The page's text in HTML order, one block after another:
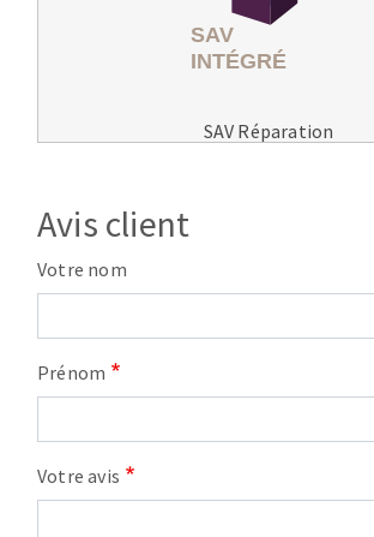
SAV Réparation
Avis client
Votre nom
Prénom
Votre avis